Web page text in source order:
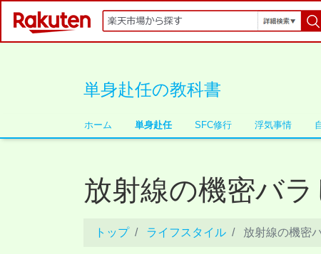
単身赴任の教科書
ホーム 単身赴任 SFC修行 浮気事情
放射線の機密バラ
トップ ライフスタイル 放射線の機密